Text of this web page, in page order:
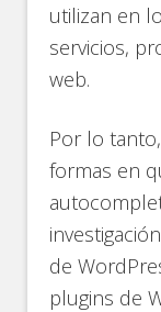
utilizan en
servicios,
web.
Por lo
formas en
de
plugins de